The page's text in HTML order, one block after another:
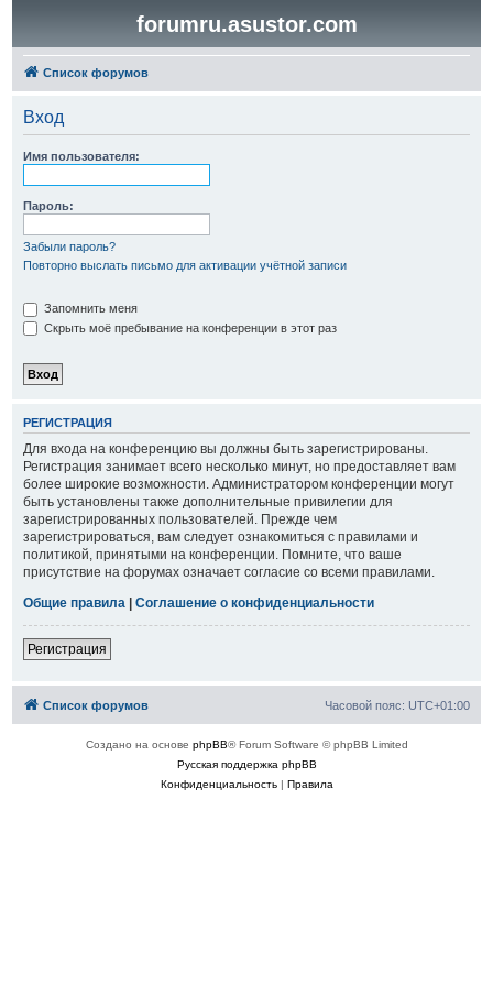
forumru.asustor.com
Список форумов
Вход
Имя пользователя:
Пароль:
Забыли пароль?
Повторно выслать письмо для активации учётной записи
Запомнить меня
Скрыть моё пребывание на конференции в этот раз
РЕГИСТРАЦИЯ
Для входа на конференцию вы должны быть зарегистрированы.
Регистрация занимает всего несколько минут, но предоставляет вам
более широкие возможности. Администратором конференции могут
быть установлены также дополнительные привилегии для
зарегистрированных пользователей. Прежде чем
зарегистрироваться, вам следует ознакомиться с правилами и
политикой, принятыми на конференции. Помните, что ваше
присутствие на форумах означает согласие со всеми правилами.
Общие правила | Соглашение о конфиденциальности
Регистрация
Список форумов Часовой пояс: UTC+01:00
Создано на основе phpBB® Forum Software © phpBB Limited
Русская поддержка phpBB
Конфиденциальность| Правила